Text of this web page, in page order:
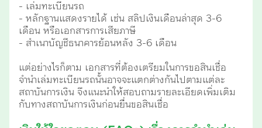
- เล่มทะเบียนรถ
- หลักฐานแสดงรายได้ เช่น สลิปเงินเดือนล่าสุด 3-6
เดือน หรือเอกสารการเสียภาษี
- สำเนาบัญชีธนาคารย้อนหลัง 3-6 เดือน
แต่อย่างไรก็ตาม เอกสารที่ต้องเตรียมในการขอสินเชื่อ
จำนำเล่มทะเบียนรถนั้นอาจจะแตกต่างกันไปตามแต่ละ
สถาบันการเงิน จึงแนะนำให้สอบถามรายละเอียดเพิ่มเติม
กับทางสถาบันการเงินก่อนยื่นขอสินเชื่อ